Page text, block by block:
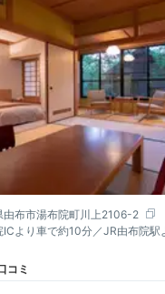
由布市湯布院町川上2106-2
ICより車で約10分／JR由布院駅
コミ